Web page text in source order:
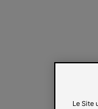
Le Site